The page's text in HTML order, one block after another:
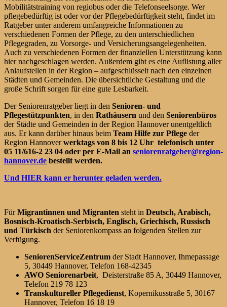
Mobilitätstraining von regiobus oder die Telefonseelsorge. Wer
pflegebedürftig ist oder vor der Pflegebedürftigkeit steht, findet im
Ratgeber unter anderem umfangreiche Informationen zu
verschiedenen Formen der Pflege, zu den unterschiedlichen
Pflegegraden, zu Vorsorge- und Versicherungsangelegenheiten.
Auch zu verschiedenen Formen der finanziellen Unterstützung kann
hier nachgeschlagen werden. Außerdem gibt es eine Auflistung aller
Anlaufstellen in der Region – aufgeschlüsselt nach den einzelnen
Städten und Gemeinden. Die übersichtliche Gestaltung und die
große Schrift sorgen für eine gute Lesbarkeit.
Der Seniorenratgeber liegt in den Senioren- und
Pflegestützpunkten, in den Rathäusern und den Seniorenbüros
der Städte und Gemeinden in der Region Hannover unentgeltlich
aus. Er kann darüber hinaus beim Team Hilfe zur Pflege der
Region Hannoverwerktags von 8 bis 12 Uhr telefonisch unter
05 11/616-2 23 04 oder per E-Mail an seniorenratgeber@region-
hannover.de bestellt werden.
Und HIER kann er herunter geladen werden.
FürMigrantinnen und Migranten steht in Deutsch, Arabisch,
Bosnisch-Kroatisch-Serbisch, Englisch, Griechisch, Russisch
und Türkisch der Seniorenkompass an folgenden Stellen zur
Verfügung.
SeniorenServiceZentrum der Stadt Hannover, Ihmepassage
5, 30449 Hannover, Telefon 168-42345
AWO Seniorenarbeit, Deisterstraße 85 A, 30449 Hannover,
Telefon 219 78 123
Transkultureller Pflegedienst, Kopernikusstraße 5, 30167
Hannover, Telefon 16 18 19